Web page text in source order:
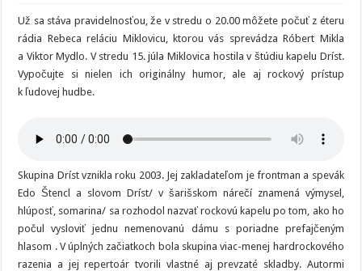
Dríst
predviedla
v
Miklovici
ľudovú
Už sa stáva pravidelnosťou, že v stredu o 20.00 môžete počuť z éteru
rádia Rebeca reláciu Miklovicu, ktorou vás sprevádza Róbert Mikla
a Viktor Mydlo. V stredu 15. júla Miklovica hostila v štúdiu kapelu Dríst.
Vypočujte si nielen ich originálny humor, ale aj rockový prístup
k ľudovej hudbe.
Skupina Dríst vznikla roku 2003. Jej zakladateľom je frontman a spevák
Edo Štencl a slovom Dríst/ v šarišskom nárečí znamená výmysel,
hlúposť, somarina/ sa rozhodol nazvať rockovú kapelu po tom, ako ho
počul vysloviť jednu nemenovanú dámu s poriadne prefajčeným
hlasom . V úplných začiatkoch bola skupina viac-menej hardrockového
razenia a jej repertoár tvorili vlastné aj prevzaté skladby. Autormi